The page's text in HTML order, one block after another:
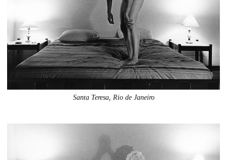
Santa Teresa, Rio de Janeiro